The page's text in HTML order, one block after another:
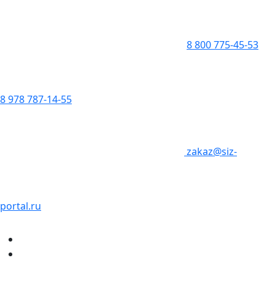
8 800 775-45-53
8 978 787-14-55
zakaz@siz-
portal.ru